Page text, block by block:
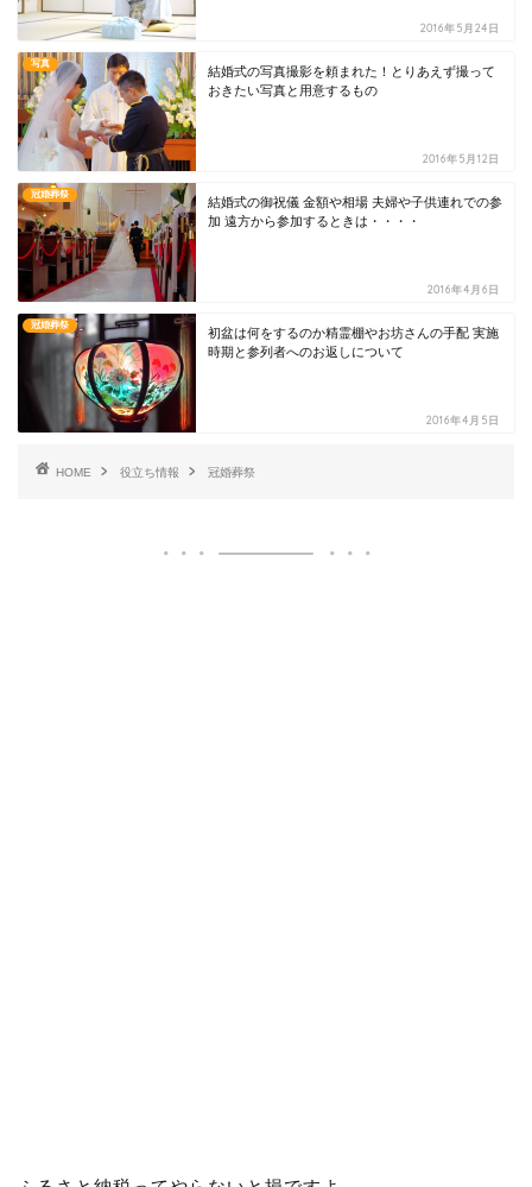
2016年5月24日
写真
結婚式の写真撮影を頼まれた！とりあえず撮って
おきたい写真と用意するもの
2016年5月12日
冠婚葬祭
結婚式の御祝儀 金額や相場 夫婦や子供連れでの参
加 遠方から参加するときは・・・・
2016年4月6日
冠婚葬祭
初盆は何をするのか精霊棚やお坊さんの手配 実施
時期と参列者へのお返しについて
2016年4月5日
HOME 役立ち情報 冠婚葬祭